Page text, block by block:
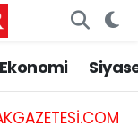
Ekonomi